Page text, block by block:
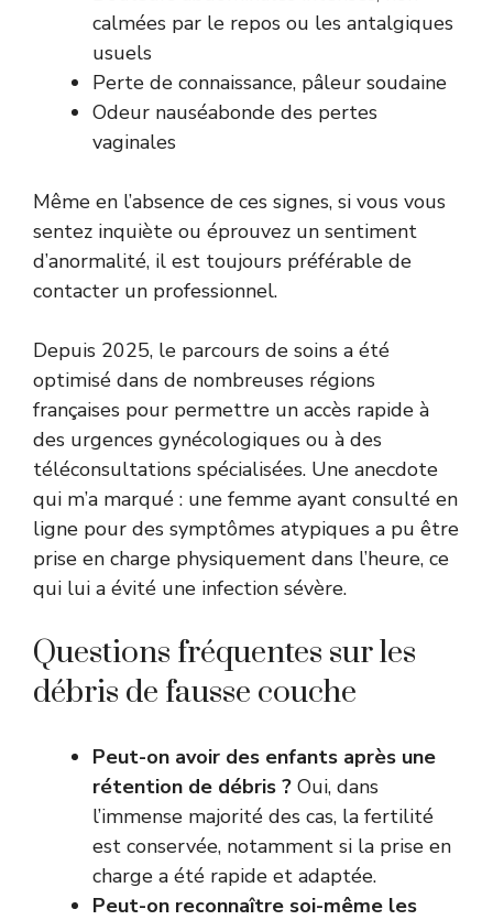
calmées par le repos ou les antalgiques
usuels
Perte de connaissance, pâleur soudaine
Odeur nauséabonde des pertes
vaginales
Même en l’absence de ces signes, si vous vous
sentez inquiète ou éprouvez un sentiment
d’anormalité, il est toujours préférable de
contacter un professionnel.
Depuis 2025, le parcours de soins a été
optimisé dans de nombreuses régions
françaises pour permettre un accès rapide à
des urgences gynécologiques ou à des
téléconsultations spécialisées. Une anecdote
qui m’a marqué : une femme ayant consulté en
ligne pour des symptômes atypiques a pu être
prise en charge physiquement dans l’heure, ce
qui lui a évité une infection sévère.
Questions fréquentes sur les
débris de fausse couche
Peut-on avoir des enfants après une
rétention de débris ? Oui, dans
l’immense majorité des cas, la fertilité
est conservée, notamment si la prise en
charge a été rapide et adaptée.
Peut-on reconnaître soi-même les